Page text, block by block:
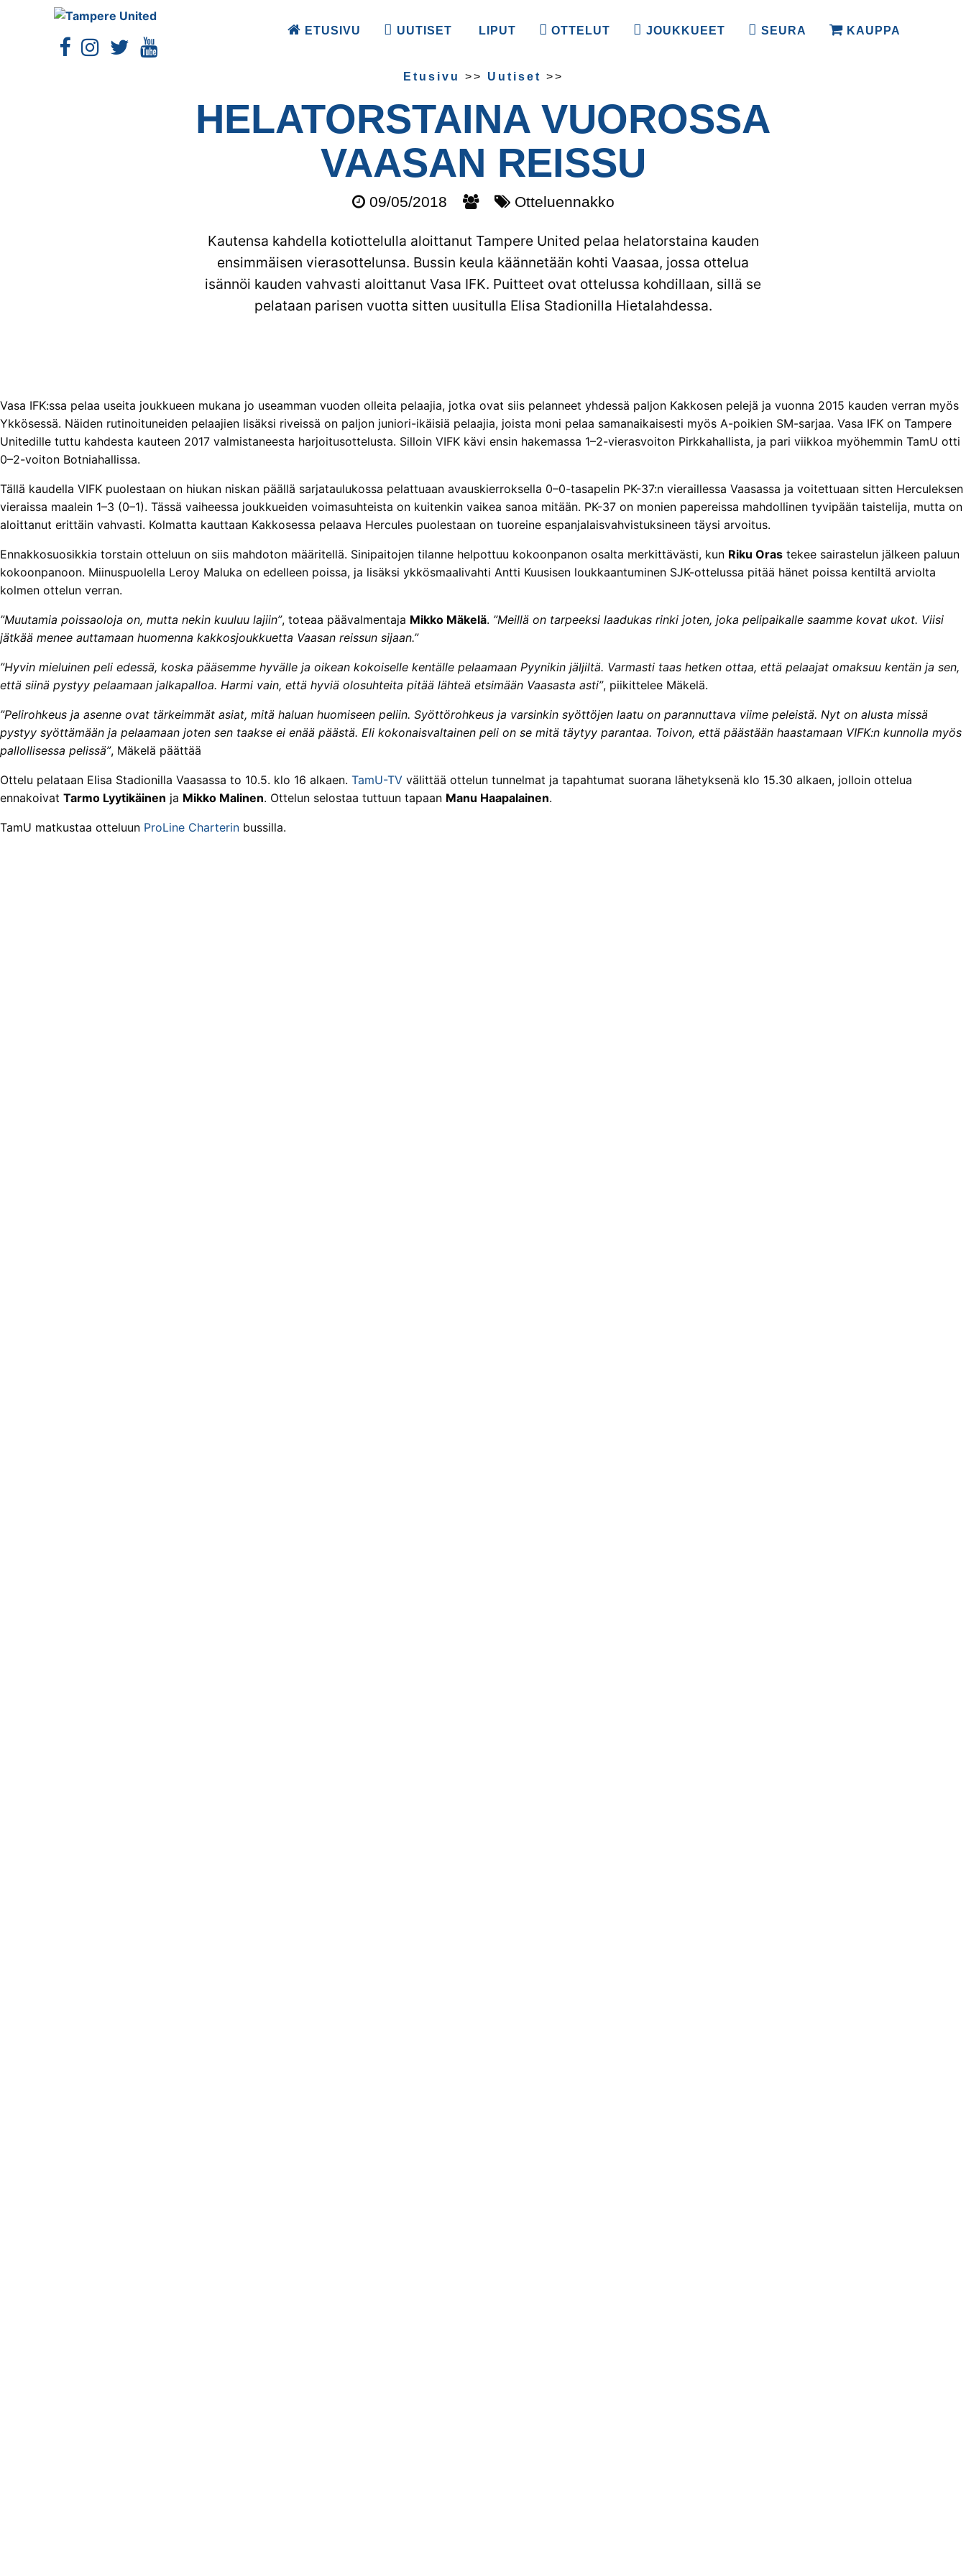
ETUSIVU UUTISET LIPUT OTTELUT JOUKKUEET SEURA KAUPPA
Etusivu >> Uutiset >>
HELATORSTAINA VUOROSSA
VAASAN REISSU
09/05/2018 Otteluennakko
Kautensa kahdella kotiottelulla aloittanut Tampere United pelaa helatorstaina kauden
ensimmäisen vierasottelunsa. Bussin keula käännetään kohti Vaasaa, jossa ottelua
isännöi kauden vahvasti aloittanut Vasa IFK. Puitteet ovat ottelussa kohdillaan, sillä se
pelataan parisen vuotta sitten uusitulla Elisa Stadionilla Hietalahdessa.
Vasa IFK:ssa pelaa useita joukkueen mukana jo useamman vuoden olleita pelaajia, jotka ovat siis pelanneet yhdessä paljon Kakkosen pelejä ja vuonna 2015 kauden verran myös
Ykkösessä. Näiden rutinoituneiden pelaajien lisäksi riveissä on paljon juniori-ikäisiä pelaajia, joista moni pelaa samanaikaisesti myös A-poikien SM-sarjaa. Vasa IFK on Tampere
Unitedille tuttu kahdesta kauteen 2017 valmistaneesta harjoitusottelusta. Silloin VIFK kävi ensin hakemassa 1–2-vierasvoiton Pirkkahallista, ja pari viikkoa myöhemmin TamU otti
0–2-voiton Botniahallissa.
Tällä kaudella VIFK puolestaan on hiukan niskan päällä sarjataulukossa pelattuaan avauskierroksella 0–0-tasapelin PK-37:n vieraillessa Vaasassa ja voitettuaan sitten Herculeksen
vieraissa maalein 1–3 (0–1). Tässä vaiheessa joukkueiden voimasuhteista on kuitenkin vaikea sanoa mitään. PK-37 on monien papereissa mahdollinen tyvipään taistelija, mutta on
aloittanut erittäin vahvasti. Kolmatta kauttaan Kakkosessa pelaava Hercules puolestaan on tuoreine espanjalaisvahvistuksineen täysi arvoitus.
Ennakkosuosikkia torstain otteluun on siis mahdoton määritellä. Sinipaitojen tilanne helpottuu kokoonpanon osalta merkittävästi, kun Riku Oras tekee sairastelun jälkeen paluun
kokoonpanoon. Miinuspuolella Leroy Maluka on edelleen poissa, ja lisäksi ykkösmaalivahti Antti Kuusisen loukkaantuminen SJK-ottelussa pitää hänet poissa kentiltä arviolta
kolmen ottelun verran.
”Muutamia poissaoloja on, mutta nekin kuuluu lajiin”, toteaa päävalmentaja Mikko Mäkelä. ”Meillä on tarpeeksi laadukas rinki joten, joka pelipaikalle saamme kovat ukot. Viisi
jätkää menee auttamaan huomenna kakkosjoukkuetta Vaasan reissun sijaan.”
”Hyvin mieluinen peli edessä, koska pääsemme hyvälle ja oikean kokoiselle kentälle pelaamaan Pyynikin jäljiltä. Varmasti taas hetken ottaa, että pelaajat omaksuu kentän ja sen,
että siinä pystyy pelaamaan jalkapalloa. Harmi vain, että hyviä olosuhteita pitää lähteä etsimään Vaasasta asti”, piikittelee Mäkelä.
”Pelirohkeus ja asenne ovat tärkeimmät asiat, mitä haluan huomiseen peliin. Syöttörohkeus ja varsinkin syöttöjen laatu on parannuttava viime peleistä. Nyt on alusta missä
pystyy syöttämään ja pelaamaan joten sen taakse ei enää päästä. Eli kokonaisvaltainen peli on se mitä täytyy parantaa. Toivon, että päästään haastamaan VIFK:n kunnolla myös
pallollisessa pelissä”, Mäkelä päättää
Ottelu pelataan Elisa Stadionilla Vaasassa to 10.5. klo 16 alkaen. TamU-TV välittää ottelun tunnelmat ja tapahtumat suorana lähetyksenä klo 15.30 alkaen, jolloin ottelua
ennakoivat Tarmo Lyytikäinen ja Mikko Malinen. Ottelun selostaa tuttuun tapaan Manu Haapalainen.
TamU matkustaa otteluun ProLine Charterin bussilla.